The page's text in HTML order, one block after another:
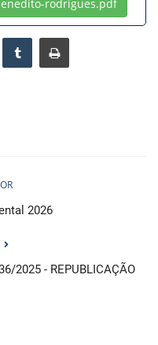
rodrigues.pdf
2026
2025 - REPUBLICAÇÃO